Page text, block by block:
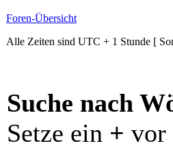
Foren-Übersicht
Alle Zeiten sind UTC + 1 Stunde [
Suche nach
Setze ein + vor